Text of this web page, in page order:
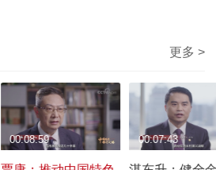
更多 >
00:08:59 00:07:43